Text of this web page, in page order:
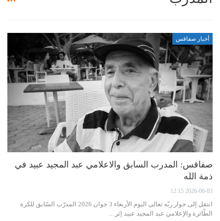
أخبار صفاقس
صفاقس: المدرب السابق والاعلامي عبد المجيد عبيد في
ذمة الله
2026-06-03 12:15
انتقل إلى جوار ربّه تعالى اليوم الأربعاء 3 جوان 2026 المدرّب السّابق للكرة
الطّائرة والإعلامي عبد المجيد عبيد إثر…